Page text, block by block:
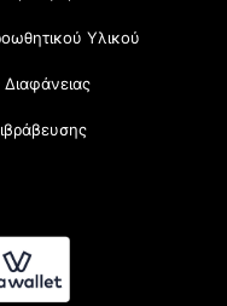
Υλικού
Διαφάνειας